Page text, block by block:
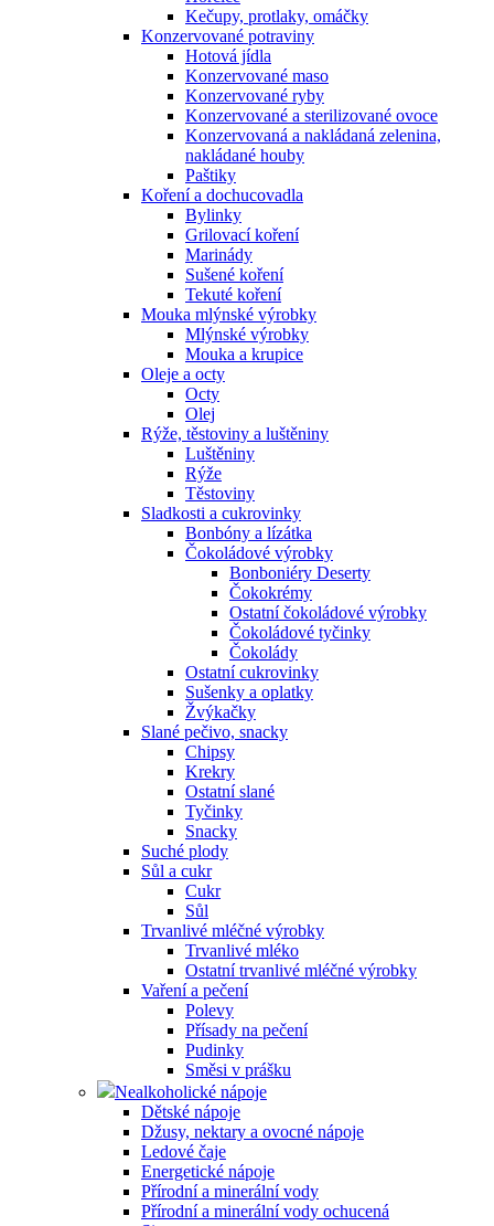
Kečupy, protlaky, omáčky
Konzervované potraviny
Hotová jídla
Konzervované maso
Konzervované ryby
Konzervované a sterilizované ovoce
Konzervovaná a nakládaná zelenina,
nakládané houby
Paštiky
Koření a dochucovadla
Bylinky
Grilovací koření
Marinády
Sušené koření
Tekuté koření
Mouka mlýnské výrobky
Mlýnské výrobky
Mouka a krupice
Oleje a octy
Octy
Olej
Rýže, těstoviny a luštěniny
Luštěniny
Rýže
Těstoviny
Sladkosti a cukrovinky
Bonbóny a lízátka
Čokoládové výrobky
Bonboniéry Deserty
Čokokrémy
Ostatní čokoládové výrobky
Čokoládové tyčinky
Čokolády
Ostatní cukrovinky
Sušenky a oplatky
Žvýkačky
Slané pečivo, snacky
Chipsy
Krekry
Ostatní slané
Tyčinky
Snacky
Suché plody
Sůl a cukr
Cukr
Sůl
Trvanlivé mléčné výrobky
Trvanlivé mléko
Ostatní trvanlivé mléčné výrobky
Vaření a pečení
Polevy
Přísady na pečení
Pudinky
Směsi v prášku
Nealkoholické nápoje
Dětské nápoje
Džusy, nektary a ovocné nápoje
Ledové čaje
Energetické nápoje
Přírodní a minerální vody
Přírodní a minerální vody ochucená